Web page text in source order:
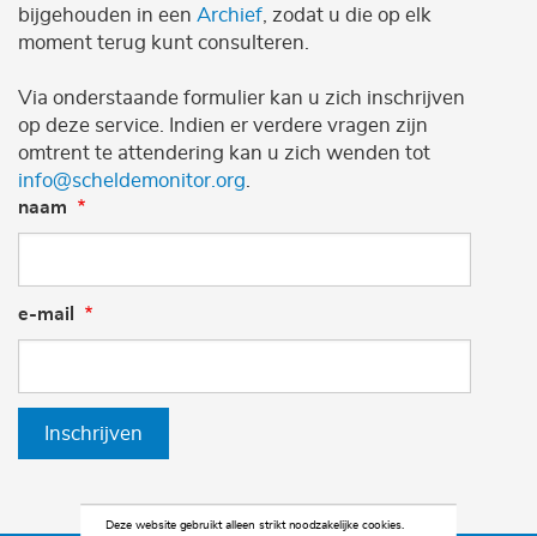
bijgehouden in een Archief , zodat u die op elk
moment terug kunt consulteren.
Via onderstaande formulier kan u zich inschrijven
op deze service. Indien er verdere vragen zijn
omtrent te attendering kan u zich wenden tot
info@scheldemonitor.org
naam
e-mail
Inschrijven
Deze website gebruikt alleen strikt noodzakelijke cookies.